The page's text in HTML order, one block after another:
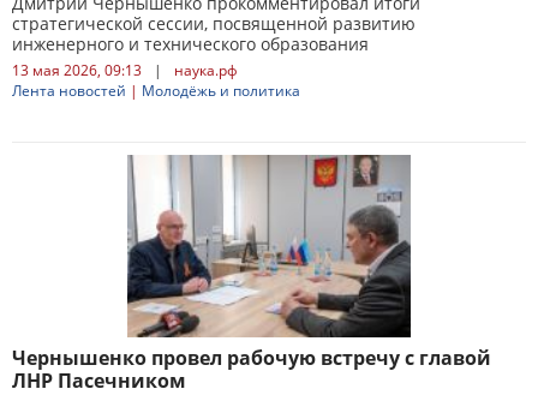
стратегической сессии, посвященной развитию
инженерного и технического образования
13 мая 2026, 09:13 |
наука.рф
Лента новостей | Молодёжь и политика
Чернышенко провел рабочую встречу с главой
ЛНР Пасечником